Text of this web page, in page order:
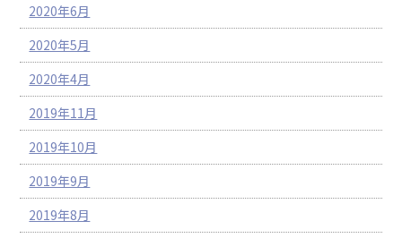
2020年6月
2020年5月
2020年4月
2019年11月
2019年10月
2019年9月
2019年8月